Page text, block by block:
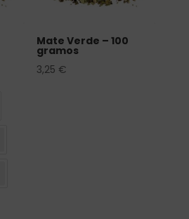
Mate Verde – 100
gramos
3,25 €